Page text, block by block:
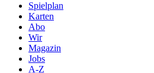
Spielplan
Karten
Abo
Wir
Magazin
Jobs
A-Z